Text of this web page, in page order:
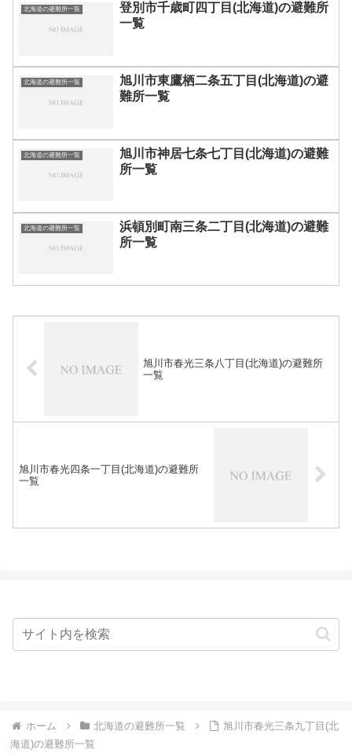
北海道の避難所一覧
登別市千歳町四丁目(北海道)の避難所
一覧
北海道の避難所一覧
旭川市東鷹栖二条五丁目(北海道)の避
難所一覧
北海道の避難所一覧
旭川市神居七条七丁目(北海道)の避難
所一覧
北海道の避難所一覧
浜頓別町南三条二丁目(北海道)の避難
所一覧
旭川市春光三条八丁目(北海道)の避難所
一覧
旭川市春光四条一丁目(北海道)の避難所
一覧
ホーム 北海道の避難所一覧
旭川市春光三条九丁目(北
海道)の避難所一覧